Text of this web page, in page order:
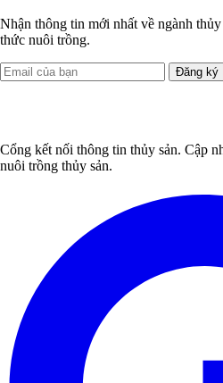
Nhận thông tin mới nhất về ngành
thức nuôi trồng.
Đăng ký
Cổng kết nối thông tin thủy sản. Cập
nuôi trồng thủy sản.